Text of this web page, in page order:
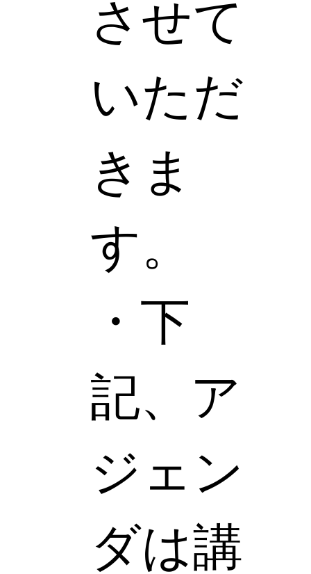
させて
いただ
きま
す。
・下
記、ア
ジェン
ダは講